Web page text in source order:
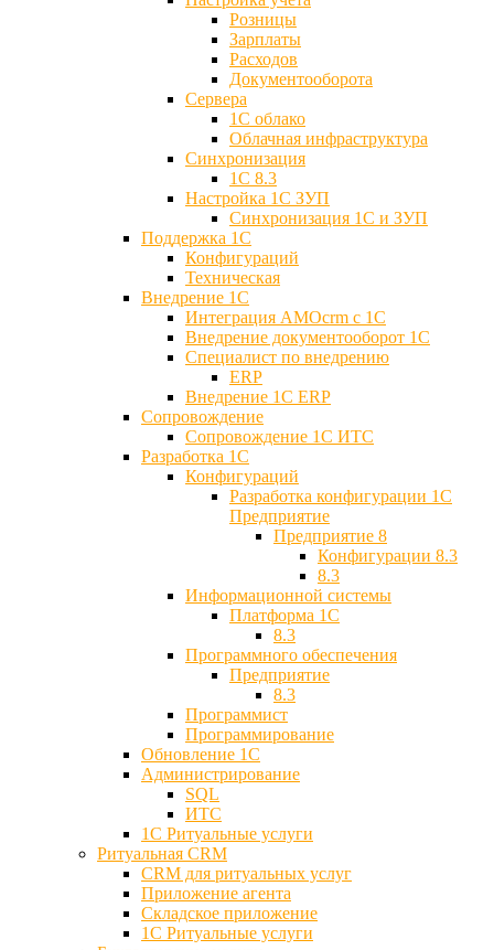
Розницы
Зарплаты
Расходов
Документооборота
Сервера
1С облако
Облачная инфраструктура
Синхронизация
1С 8.3
Настройка 1С ЗУП
Синхронизация 1С и ЗУП
Поддержка 1С
Конфигураций
Техническая
Внедрение 1С
Интеграция AMOcrm с 1C
Внедрение документооборот 1С
Специалист по внедрению
ERP
Внедрение 1С ERP
Cопровождение
Cопровождение 1С ИТС
Разработка 1C
Конфигураций
Разработка конфигурации 1С
Предприятие
Предприятие 8
Конфигурации 8.3
8.3
Информационной системы
Платформа 1С
8.3
Программного обеспечения
Предприятие
8.3
Программист
Программирование
Обновление 1С
Администрирование
SQL
ИТС
1С Ритуальные услуги
Ритуальная CRM
CRM для ритуальных услуг
Приложение агента
Складское приложение
1С Ритуальные услуги